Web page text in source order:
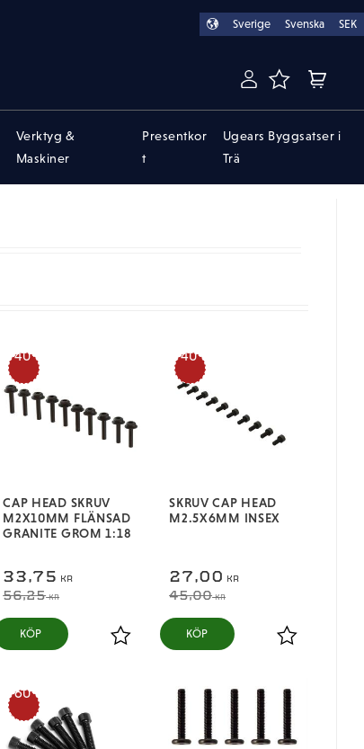
Sverige Svenska SEK
FAVORITER
Verktyg &
Maskiner
Presentkor
t
Ugears Byggsatser i
Trä
i favoriter
CAP HEAD SKRUV
M2X10MM FLÄNSAD
GRANITE GROM 1:18
33,75 KR
56,25KR
40
%
Lägg till i favoriter
KÖP
SKRUV CAP HEAD
M2.5X6MM INSEX
27,00 KR
45,00KR
40
%
Lägg till i
KÖP
60
%